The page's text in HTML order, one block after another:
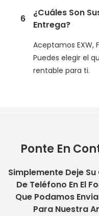
6
¿Cuáles Son
Entrega?
Aceptamos EXW,
Puedes elegir el
rentable para ti.
Ponte En
Simplemente Deje
De Teléfono En El
Que Podamos
Para Nuestra